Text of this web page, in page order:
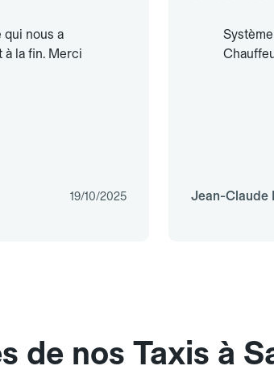
qui nous a
à la fin. Merci
19/10/2025 Jean-Claude
de nos Taxis à